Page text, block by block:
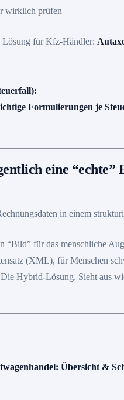
wirklich prüfen
Lösung für Kfz-Händler:
Formulierungen je
eine “echte”
in einem
“Bild” für das menschliche
(XML), für Menschen
Die Hybrid-Lösung. Sieht aus
Übersicht &